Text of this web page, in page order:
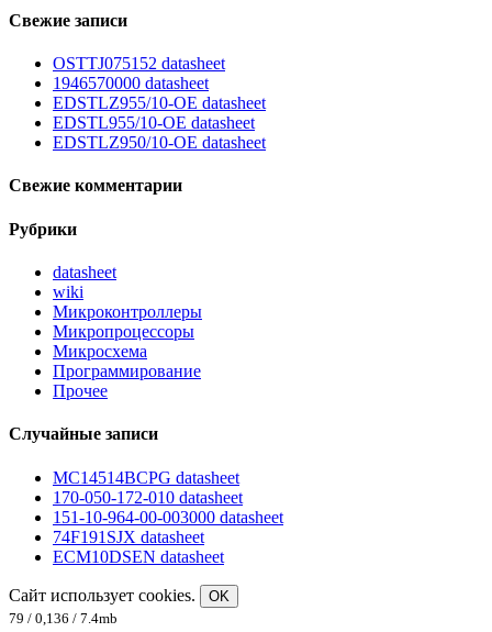
Свежие записи
OSTTJ075152 datasheet
1946570000 datasheet
EDSTLZ955/10-OE datasheet
EDSTL955/10-OE datasheet
EDSTLZ950/10-OE datasheet
Свежие комментарии
Рубрики
datasheet
wiki
Микроконтроллеры
Микропроцессоры
Микросхема
Программирование
Прочее
Случайные записи
MC14514BCPG datasheet
170-050-172-010 datasheet
151-10-964-00-003000 datasheet
74F191SJX datasheet
ECM10DSEN datasheet
Сайт использует cookies.
OK
79 / 0,136 / 7.4mb